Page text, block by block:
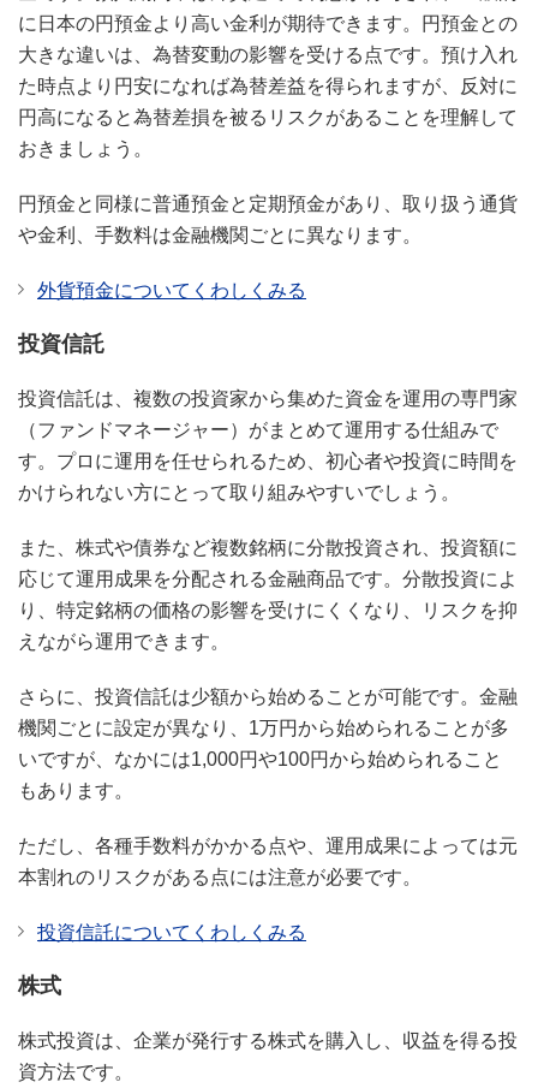
に日本の円預金より高い金利が期待できます。円預金との
大きな違いは、為替変動の影響を受ける点です。預け入れ
た時点より円安になれば為替差益を得られますが、反対に
円高になると為替差損を被るリスクがあることを理解して
おきましょう。
円預金と同様に普通預金と定期預金があり、取り扱う通貨
や金利、手数料は金融機関ごとに異なります。
外貨預金についてくわしくみる
投資信託
投資信託は、複数の投資家から集めた資金を運用の専門家
（ファンドマネージャー）がまとめて運用する仕組みで
す。プロに運用を任せられるため、初心者や投資に時間を
かけられない方にとって取り組みやすいでしょう。
また、株式や債券など複数銘柄に分散投資され、投資額に
応じて運用成果を分配される金融商品です。分散投資によ
り、特定銘柄の価格の影響を受けにくくなり、リスクを抑
えながら運用できます。
さらに、投資信託は少額から始めることが可能です。金融
機関ごとに設定が異なり、1万円から始められることが多
いですが、なかには1,000円や100円から始められること
もあります。
ただし、各種手数料がかかる点や、運用成果によっては元
本割れのリスクがある点には注意が必要です。
投資信託についてくわしくみる
株式
株式投資は、企業が発行する株式を購入し、収益を得る投
資方法です。